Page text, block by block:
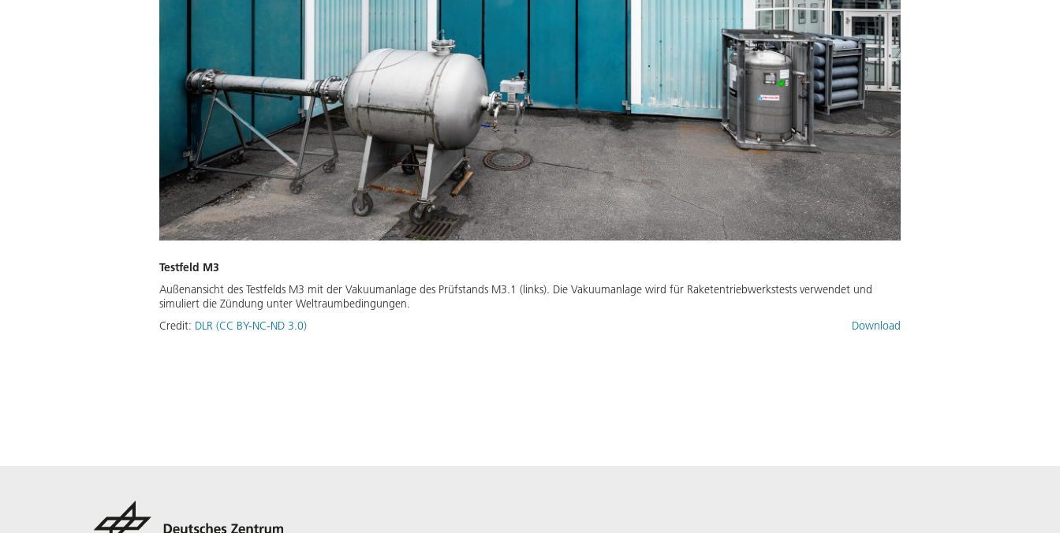
Testfeld M3
Außenansicht des Testfelds M3 mit der Vakuumanlage des Prüfstands M3.1 (links). Die Vakuumanlage wird für Raketentriebwerkstests verwendet und
simuliert die Zündung unter Weltraumbedingungen.
Credit: DLR (CC BY-NC-ND 3.0) Download